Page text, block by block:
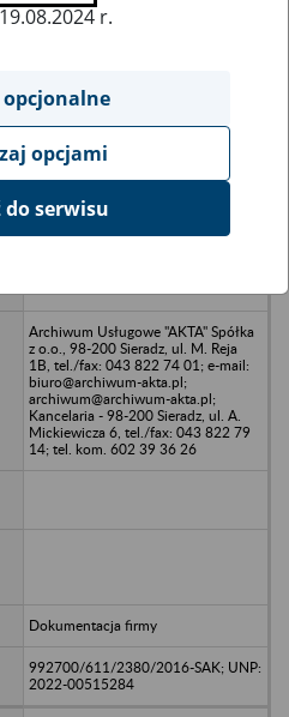
bazy
REX BUT Spółdzielnia Inwalidów
Archiwum Usługowe "AKTA" Spółka
z o.o., 98-200 Sieradz, ul. M. Reja
1B, tel./fax: 043 822 74 01; e-mail:
biuro@archiwum-akta.pl;
archiwum@archiwum-akta.pl;
Kancelaria - 98-200 Sieradz, ul. A.
Mickiewicza 6, tel./fax: 043 822 79
14; tel. kom. 602 39 36 26
Dokumentacja firmy
992700/611/2380/2016-SAK; UNP:
2022-00515284
r.
opcjonalne
opcjami
do serwisu